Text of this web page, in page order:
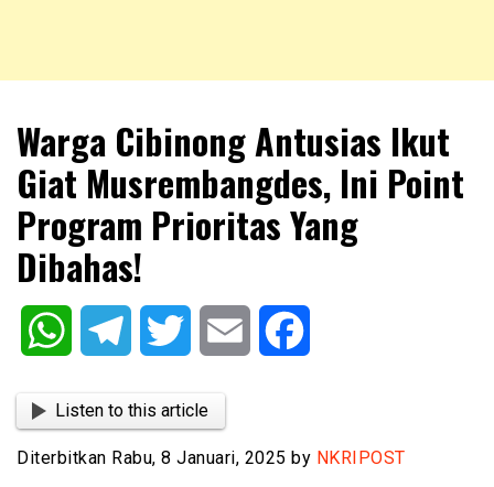
NKRIPOST
Warga Cibinong Antusias Ikut
Giat Musrembangdes, Ini Point
Program Prioritas Yang
Dibahas!
WhatsAppTelegram Twitter Email
Listen to this article
Diterbitkan Rabu, 8 Januari, 2025 by NKRIPOST